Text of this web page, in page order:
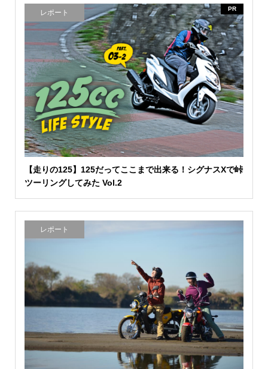
レポート PR
【走りの125】125だってここまで出来る！シグナスXで峠
ツーリングしてみた Vol.2
レポート